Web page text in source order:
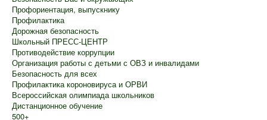
Роспотребнадзор информирует
Школьный лагерь
Профориентация, выпускнику
Профилактика
Дорожная безопасность
Школьный ПРЕСС-ЦЕНТР
Противодействие коррупции
Организация работы с детьми с ОВЗ и инвалидами
Безопасность для всех
Профилактика короновируса и ОРВИ
Всероссийская олимпиада школьников
Дистанционное обучение
500+